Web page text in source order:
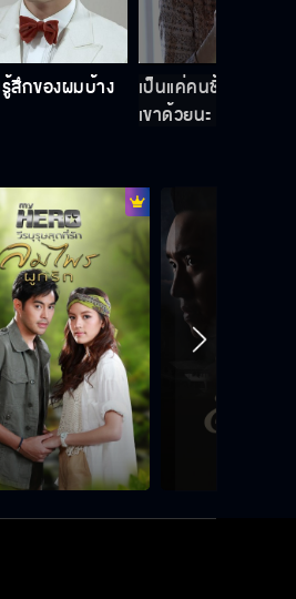
สึกของผมบ้าง
เป็นแค่คนชั้นต่ำ บัง
เขาด้วยนะ